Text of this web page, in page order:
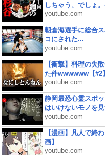
しちゃう、でしょ
youtube.com
朝倉海選手に総合
コにされた...
youtube.com
【衝撃】料理の失
た件wwwwww【#2】
youtube.com
静岡最恐心霊スポ
はいけないモノを
youtube.com
【漫画】凡人で終
画】
youtube.com